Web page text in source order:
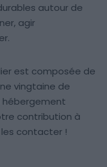
autour de
agir
est composée de
vingtaine de
hébergement
contribution à
contacter !